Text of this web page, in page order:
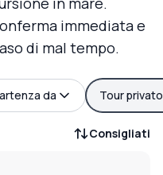
immediata e
di mal tempo.
da Tour privato
Consigliati